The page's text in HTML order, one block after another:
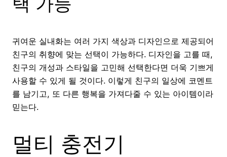
귀여운 실내화는 여러 가지 색상과 디자인으로 제공되어
친구의 취향에 맞는 선택이 가능하다. 디자인을 고를 때,
친구의 개성과 스타일을 고민해 선택한다면 더욱 기쁘게
사용할 수 있게 될 것이다. 이렇게 친구의 일상에 코멘트
를 남기고, 또 다른 행복을 가져다줄 수 있는 아이템이라
믿는다.
멀티 충전기